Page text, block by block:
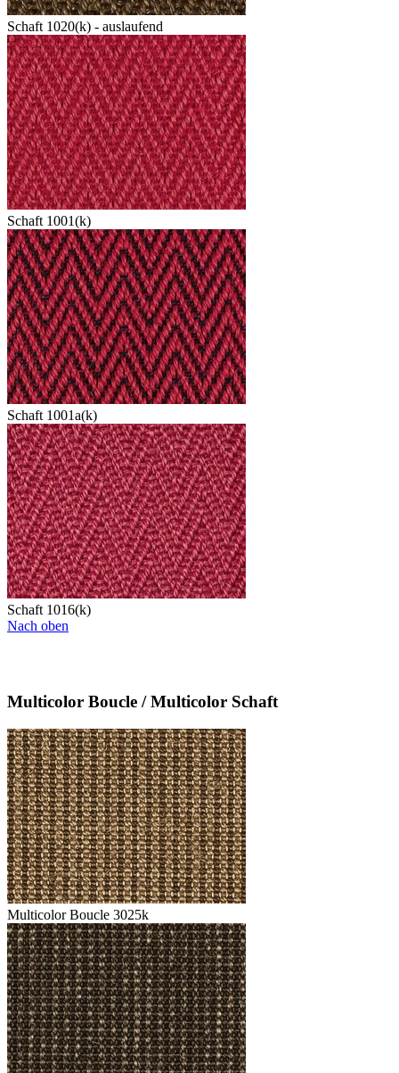
Schaft 1020(k) - auslaufend
Schaft 1001(k)
Schaft 1001a(k)
Schaft 1016(k)
Nach oben
Multicolor Boucle / Multicolor Schaft
Multicolor Boucle 3025k